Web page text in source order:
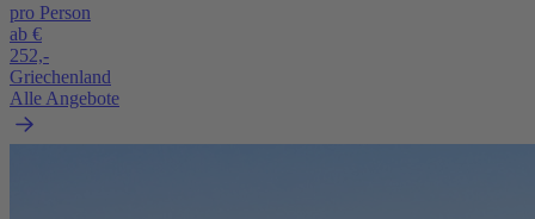
pro Person
ab €
252,-
Griechenland
Alle Angebote